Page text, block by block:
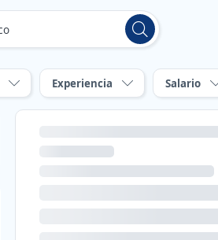
Experiencia Salario